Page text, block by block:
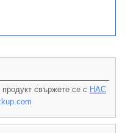
свържете се с НАС